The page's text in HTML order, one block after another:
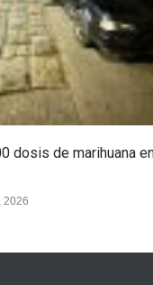
dosis de marihuana
2026